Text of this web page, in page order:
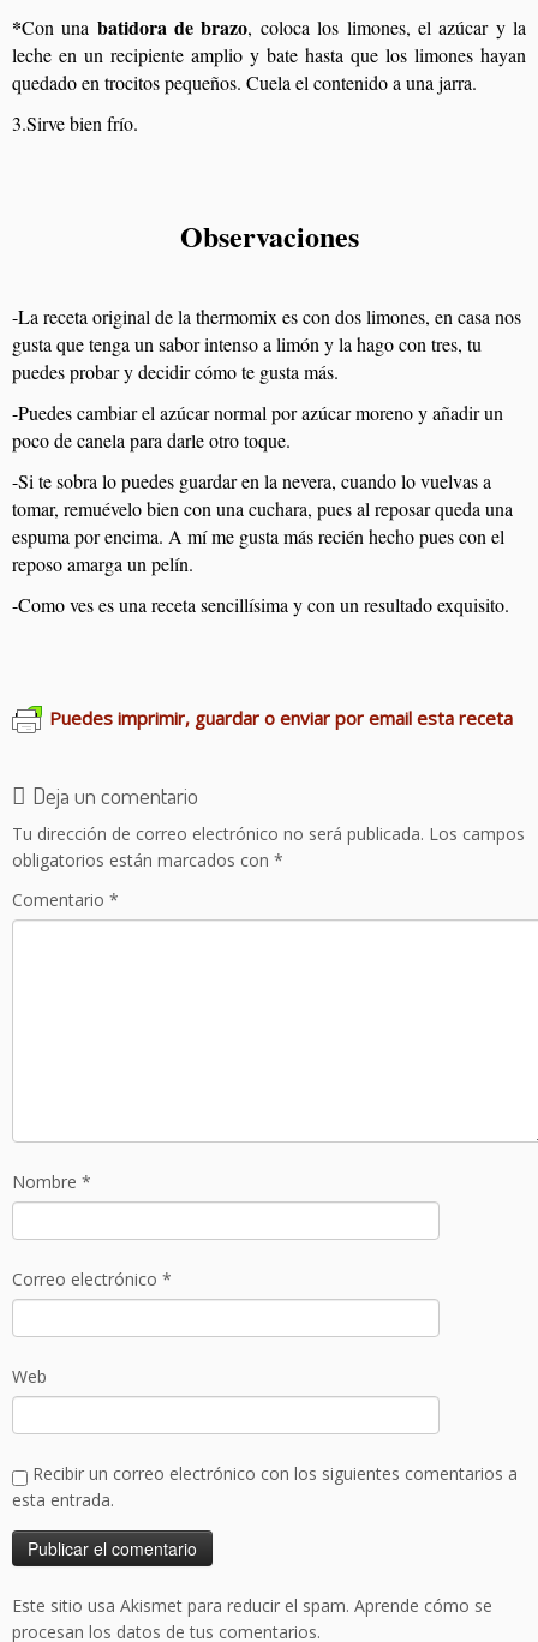
*Con una batidora de brazo, coloca los limones, el azúcar y la
leche en un recipiente amplio y bate hasta que los limones hayan
quedado en trocitos pequeños. Cuela el contenido a una jarra.
3.Sirve bien frío.
Observaciones
-La receta original de la thermomix es con dos limones, en casa nos
gusta que tenga un sabor intenso a limón y la hago con tres, tu
puedes probar y decidir cómo te gusta más.
-Puedes cambiar el azúcar normal por azúcar moreno y añadir un
poco de canela para darle otro toque.
-Si te sobra lo puedes guardar en la nevera, cuando lo vuelvas a
tomar, remuévelo bien con una cuchara, pues al reposar queda una
espuma por encima. A mí me gusta más recién hecho pues con el
reposo amarga un pelín.
-Como ves es una receta sencillísima y con un resultado exquisito.
Puedes imprimir, guardar o enviar por email esta receta
Deja un comentario
Tu dirección de correo electrónico no será publicada. Los campos
obligatorios están marcados con *
Comentario *
Nombre *
Correo electrónico *
Web
Recibir un correo electrónico con los siguientes comentarios a
esta entrada.
Este sitio usa Akismet para reducir el spam. Aprende cómo se
procesan los datos de tus comentarios.